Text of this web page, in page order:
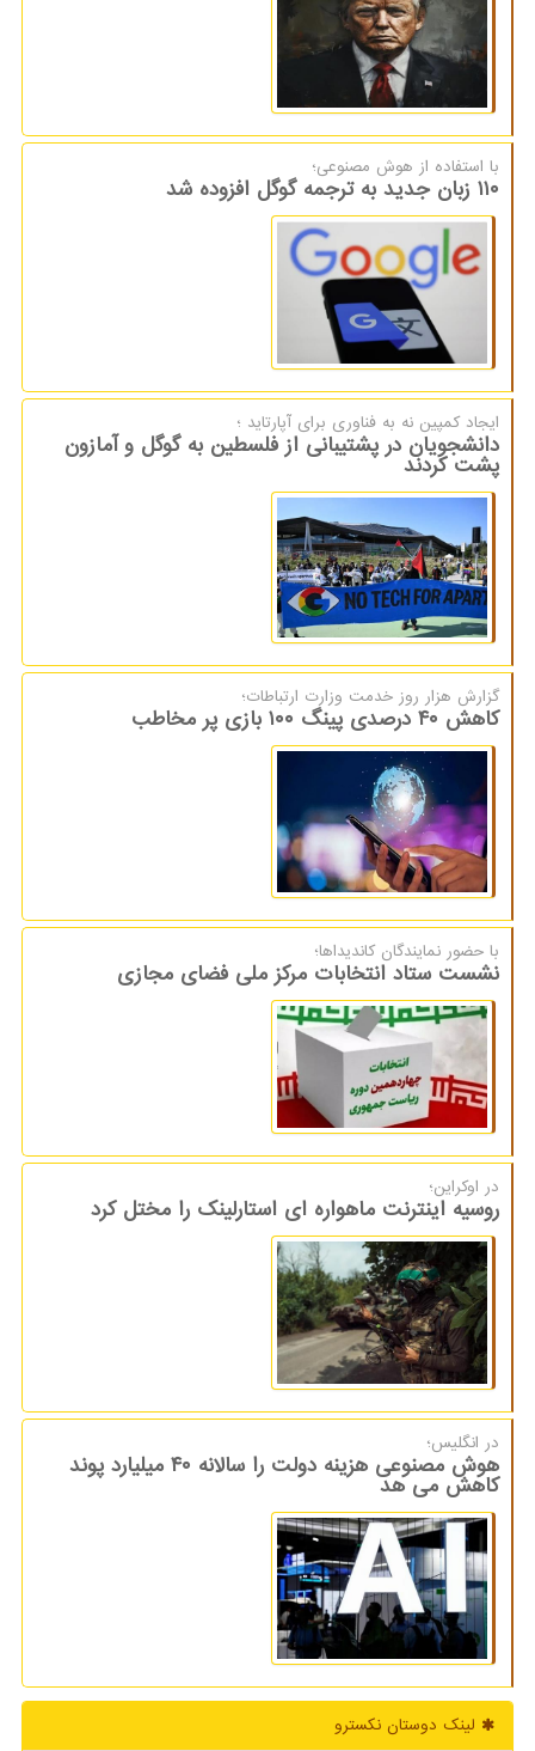
با استفاده از هوش مصنوعی؛
۱۱۰ زبان جدید به ترجمه گوگل افزوده شد
ایجاد كمپین نه به فناوری برای آپارتاید ؛
دانشجویان در پشتیبانی از فلسطین به گوگل و آمازون
پشت کردند
گزارش هزار روز خدمت وزارت ارتباطات؛
کاهش ۴۰ درصدی پینگ ۱۰۰ بازی پر مخاطب
با حضور نمایندگان كاندیداها؛
نشست ستاد انتخابات مرکز ملی فضای مجازی
در اوكراین؛
روسیه اینترنت ماهواره ای استارلینک را مختل کرد
در انگلیس؛
هوش مصنوعی هزینه دولت را سالانه ۴۰ میلیارد پوند
کاهش می هد
لینک دوستان نكسترو